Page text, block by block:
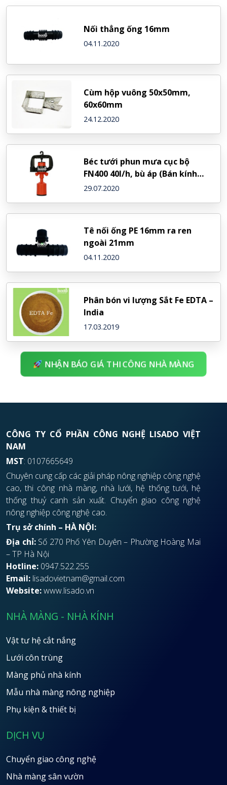
Nối thẳng ống 16mm
04.11.2020
Cùm hộp vuông 50x50mm,
60x60mm
24.12.2020
Béc tưới phun mưa cục bộ
FN400 40l/h, bù áp (Bán kính
ngắn)
29.07.2020
Tê nối ống PE 16mm ra ren
ngoài 21mm
04.11.2020
Phân bón vi lượng Sắt Fe EDTA –
India
17.03.2019
NHẬN BÁO GIÁ THI CÔNG NHÀ MÀNG
CÔNG TY CỔ PHẦN CÔNG NGHỆ LISADO VIỆT
NAM
MST: 0107665649
Chuyên cung cấp các giải pháp nông nghiệp công nghệ
cao, thi công nhà màng, nhà lưới, hệ thống tưới, hệ
thống thuỷ canh sản xuất. Chuyển giao công nghệ
nông nghiệp công nghệ cao.
Trụ sở chính – HÀ NỘI:
Địa chỉ:Số 270 Phố Yên Duyên – Phường Hoàng Mai
– TP Hà Nội
Hotline: 0947.522.255
Email: lisadovietnam@gmail.com
Website:www.lisado.vn
NHÀ MÀNG - NHÀ KÍNH
Vật tư hệ cắt nắng
Lưới côn trùng
Màng phủ nhà kính
Mẫu nhà màng nông nghiệp
Phụ kiện & thiết bị
DỊCH VỤ
Chuyển giao công nghệ
Nhà màng sân vườn